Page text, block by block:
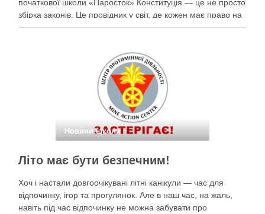
початкової школи «Паросток» Конституція — це не просто
збірка законів. Це провідник у світ, де кожен має право на
щасливе дитинство, освіту, безпеку та мрії під мирним
Новини школи
Літо має бути безпечним!
Хоч і настали довгоочікувані літні канікули — час для
відпочинку, ігор та прогулянок. Але в наш час, на жаль,
навіть під час відпочинку не можна забувати про